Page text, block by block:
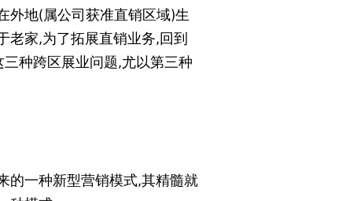
外地(属公司获准直销区域)生
老家,为了拓展直销业务,回到
种跨区展业问题,尤以第三种
的一种新型营销模式,其精髓就